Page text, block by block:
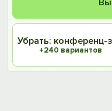
Убрать: конференц-
+240 вариантов